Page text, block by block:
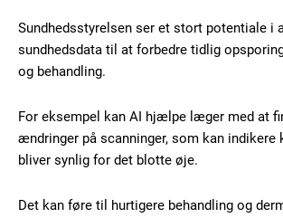
YEARLY PRICING
Sundhedsstyrelsen ser et stort potentiale i
sundhedsdata til at forbedre tidlig
og behandling.
For eksempel kan AI hjælpe læger med at
ændringer på scanninger, som kan
bliver synlig for det blotte øje.
Det kan føre til hurtigere behandling og